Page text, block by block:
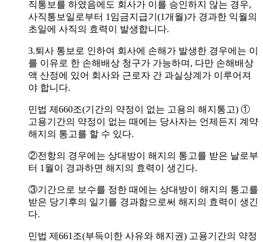
직통보를 하였음에도 회사가 이를 승인하지 않는 경우,
사직통보일로부터 1임금지급기(1개월)가 경과한 익월의
초일에 사직의 효력이 발생합니다.
3.퇴사 통보로 인하여 회사에 손해가 발생한 경우에는 이
를 이유로 한 손해배상 청구가 가능하며, 다만 손해배상
액 산정에 있어 회사와 근로자 간 과실상계가 이루어져
야 합니다.
민법 제660조(기간의 약정이 없는 고용의 해지통고) ①
고용기간의 약정이 없는 때에는 당사자는 언제든지 계약
해지의 통고를 할 수 있다.
②전항의 경우에는 상대방이 해지의 통고를 받은 날로부
터 1월이 경과하면 해지의 효력이 생긴다.
③기간으로 보수를 정한 때에는 상대방이 해지의 통고를
받은 당기후의 일기를 경과함으로써 해지의 효력이 생긴
다.
민법 제661조(부득이한 사유와 해지권) 고용기간의 약정